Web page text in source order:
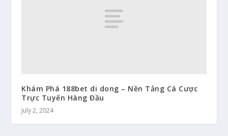
Khám Phá 188bet di dong – Nền Tảng Cá Cược
Trực Tuyến Hàng Đầu
July 2, 2024